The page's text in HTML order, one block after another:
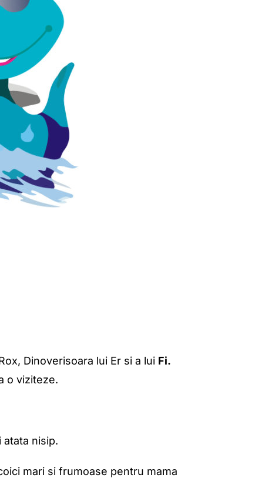
Dinoverisoara lui Er si a lui Fi.
o viziteze.
atata nisip.
mari si frumoase pentru mama